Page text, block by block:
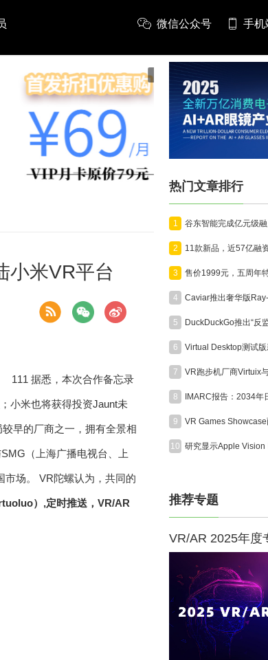
微信公众号 手机
推广
小米VR平台
据悉，本次合作备忘录
小米也将获得投资Jaunt未
早的厂商之一，拥有全景相
（上海广播电视台、上
场。 VR陀螺认为，共同的
）,定时推送，VR/AR
热门文章排行
1
2
3
4
5
6
7
8
9
10
推荐专题
VR/AR 2025年度